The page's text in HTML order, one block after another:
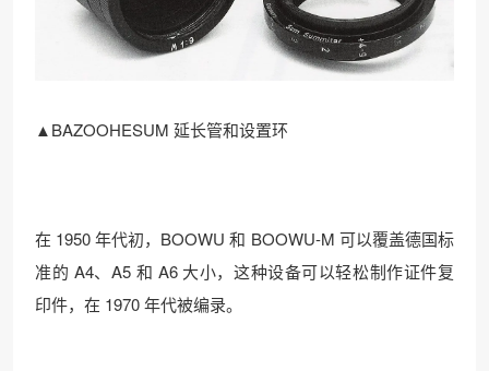
▲BAZOOHESUM 延长管和设置环
在 1950 年代初，BOOWU 和 BOOWU-M 可以覆盖德国标
准的 A4、A5 和 A6 大小，这种设备可以轻松制作证件复
印件，在 1970 年代被编录。